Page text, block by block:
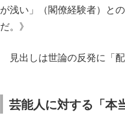
が浅い」（閣僚経験者）と
だ。》
見出しは世論の反発に「配
芸能人に対する「本